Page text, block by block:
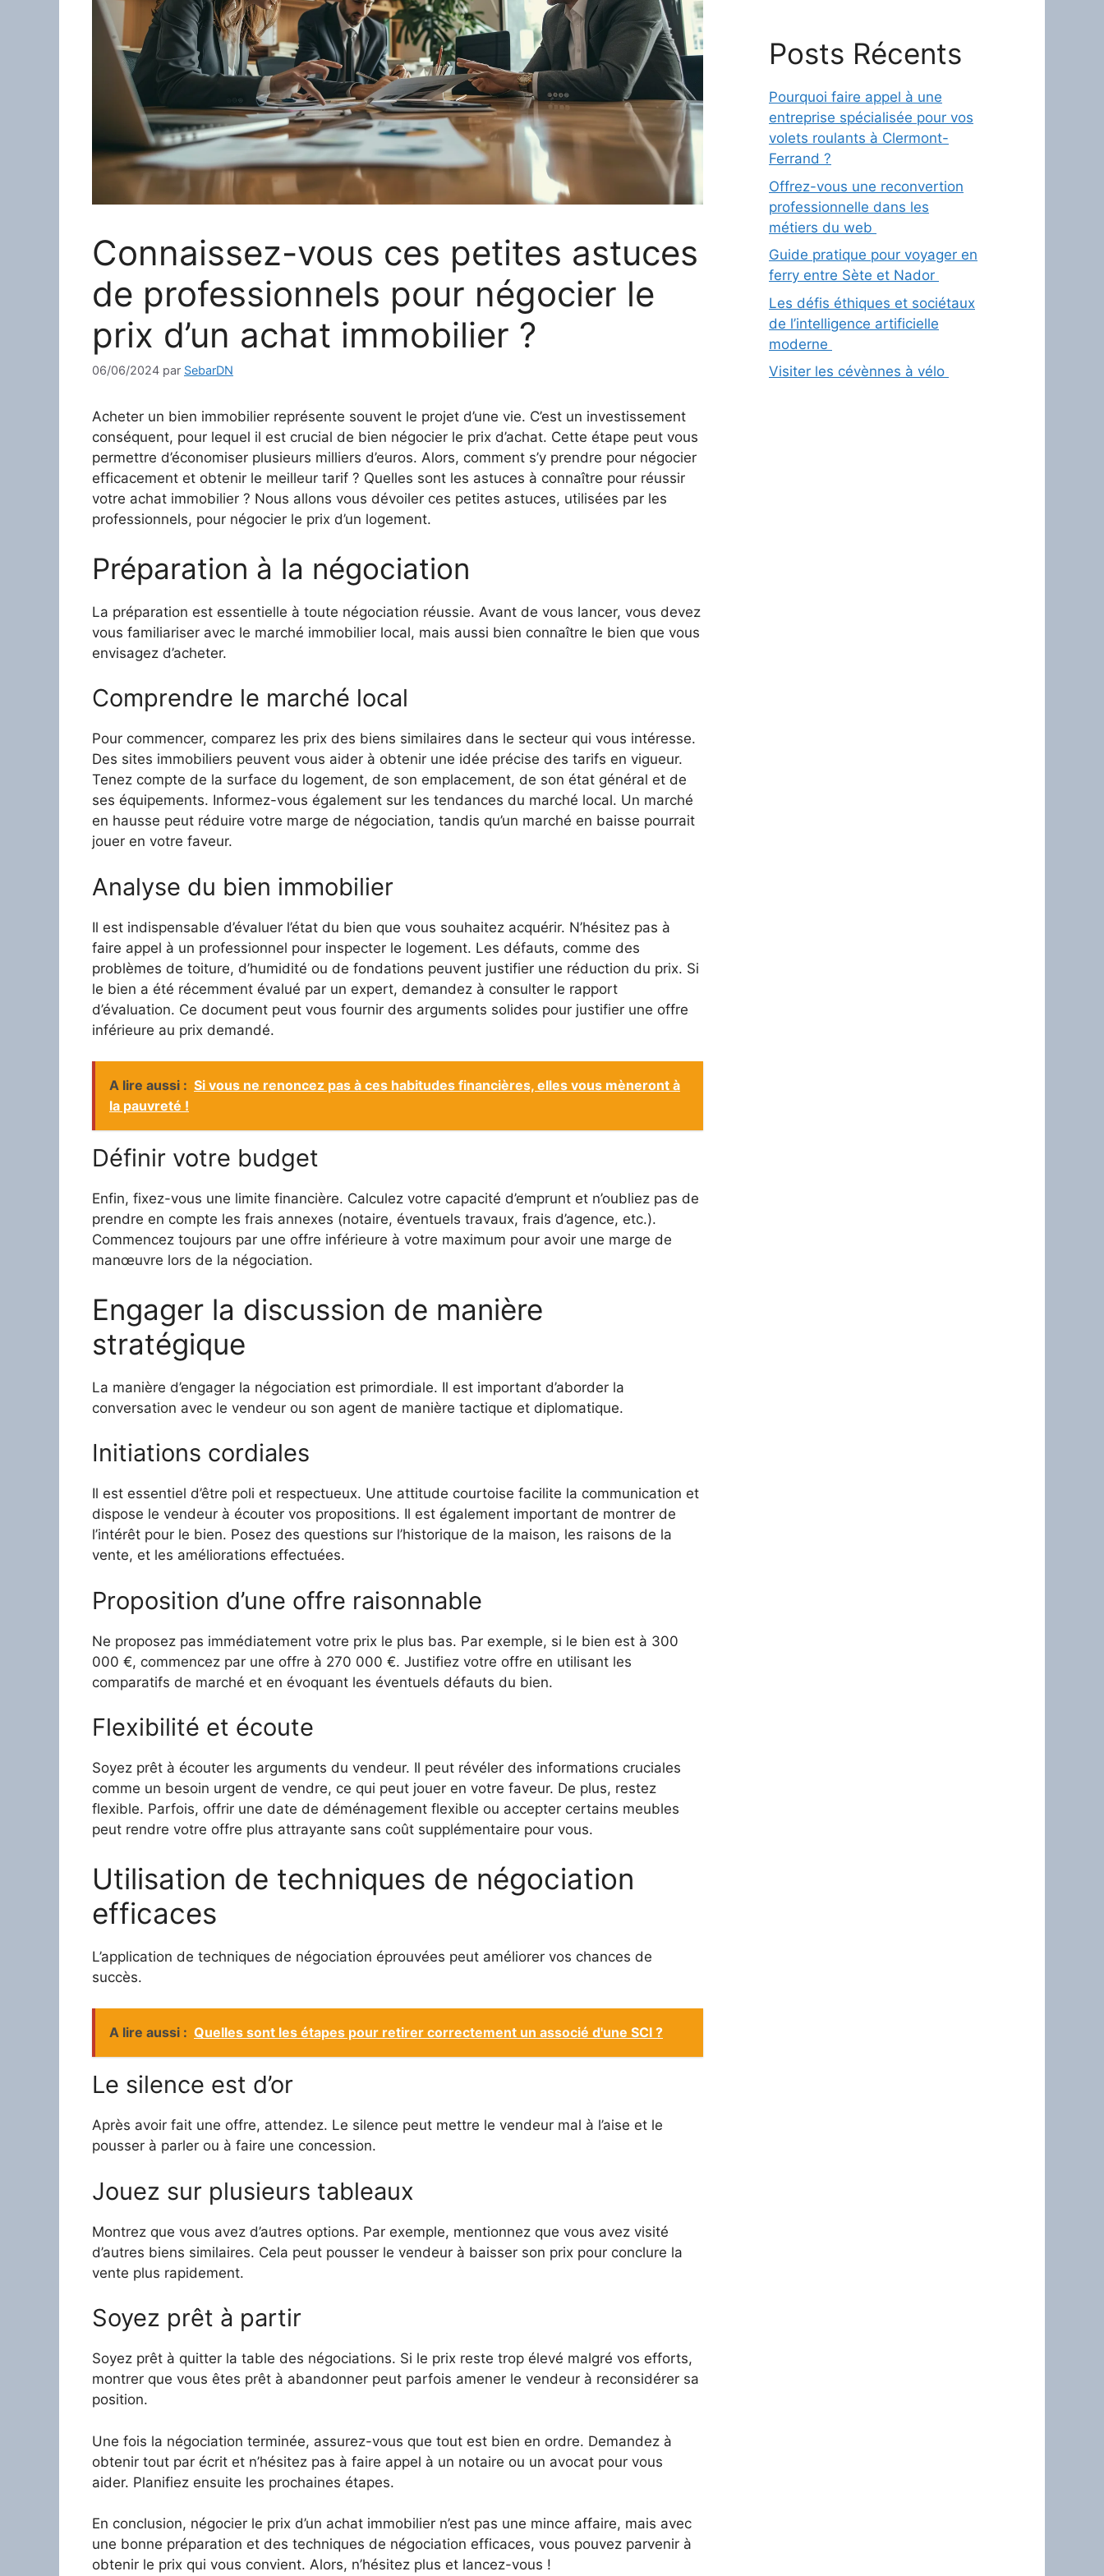
Connaissez-vous ces petites astuces
de professionnels pour négocier le
prix d’un achat immobilier ?
06/06/2024 par SebarDN
Acheter un bien immobilier représente souvent le projet d’une vie. C’est un investissement
conséquent, pour lequel il est crucial de bien négocier le prix d’achat. Cette étape peut vous
permettre d’économiser plusieurs milliers d’euros. Alors, comment s’y prendre pour négocier
efficacement et obtenir le meilleur tarif ? Quelles sont les astuces à connaître pour réussir
votre achat immobilier ? Nous allons vous dévoiler ces petites astuces, utilisées par les
professionnels, pour négocier le prix d’un logement.
Préparation à la négociation
La préparation est essentielle à toute négociation réussie. Avant de vous lancer, vous devez
vous familiariser avec le marché immobilier local, mais aussi bien connaître le bien que vous
envisagez d’acheter.
Comprendre le marché local
Pour commencer, comparez les prix des biens similaires dans le secteur qui vous intéresse.
Des sites immobiliers peuvent vous aider à obtenir une idée précise des tarifs en vigueur.
Tenez compte de la surface du logement, de son emplacement, de son état général et de
ses équipements. Informez-vous également sur les tendances du marché local. Un marché
en hausse peut réduire votre marge de négociation, tandis qu’un marché en baisse pourrait
jouer en votre faveur.
Analyse du bien immobilier
Il est indispensable d’évaluer l’état du bien que vous souhaitez acquérir. N’hésitez pas à
faire appel à un professionnel pour inspecter le logement. Les défauts, comme des
problèmes de toiture, d’humidité ou de fondations peuvent justifier une réduction du prix. Si
le bien a été récemment évalué par un expert, demandez à consulter le rapport
d’évaluation. Ce document peut vous fournir des arguments solides pour justifier une offre
inférieure au prix demandé.
A lire aussi : Si vous ne renoncez pas à ces habitudes financières, elles vous mèneront à
la pauvreté !
Définir votre budget
Enfin, fixez-vous une limite financière. Calculez votre capacité d’emprunt et n’oubliez pas de
prendre en compte les frais annexes (notaire, éventuels travaux, frais d’agence, etc.).
Commencez toujours par une offre inférieure à votre maximum pour avoir une marge de
manœuvre lors de la négociation.
Engager la discussion de manière
stratégique
La manière d’engager la négociation est primordiale. Il est important d’aborder la
conversation avec le vendeur ou son agent de manière tactique et diplomatique.
Initiations cordiales
Il est essentiel d’être poli et respectueux. Une attitude courtoise facilite la communication et
dispose le vendeur à écouter vos propositions. Il est également important de montrer de
l’intérêt pour le bien. Posez des questions sur l’historique de la maison, les raisons de la
vente, et les améliorations effectuées.
Proposition d’une offre raisonnable
Ne proposez pas immédiatement votre prix le plus bas. Par exemple, si le bien est à 300
000 €, commencez par une offre à 270 000 €. Justifiez votre offre en utilisant les
comparatifs de marché et en évoquant les éventuels défauts du bien.
Flexibilité et écoute
Soyez prêt à écouter les arguments du vendeur. Il peut révéler des informations cruciales
comme un besoin urgent de vendre, ce qui peut jouer en votre faveur. De plus, restez
flexible. Parfois, offrir une date de déménagement flexible ou accepter certains meubles
peut rendre votre offre plus attrayante sans coût supplémentaire pour vous.
Utilisation de techniques de négociation
efficaces
L’application de techniques de négociation éprouvées peut améliorer vos chances de
succès.
A lire aussi : Quelles sont les étapes pour retirer correctement un associé d'une SCI ?
Le silence est d’or
Après avoir fait une offre, attendez. Le silence peut mettre le vendeur mal à l’aise et le
pousser à parler ou à faire une concession.
Jouez sur plusieurs tableaux
Montrez que vous avez d’autres options. Par exemple, mentionnez que vous avez visité
d’autres biens similaires. Cela peut pousser le vendeur à baisser son prix pour conclure la
vente plus rapidement.
Soyez prêt à partir
Soyez prêt à quitter la table des négociations. Si le prix reste trop élevé malgré vos efforts,
montrer que vous êtes prêt à abandonner peut parfois amener le vendeur à reconsidérer sa
position.
Une fois la négociation terminée, assurez-vous que tout est bien en ordre. Demandez à
obtenir tout par écrit et n’hésitez pas à faire appel à un notaire ou un avocat pour vous
aider. Planifiez ensuite les prochaines étapes.
En conclusion, négocier le prix d’un achat immobilier n’est pas une mince affaire, mais avec
une bonne préparation et des techniques de négociation efficaces, vous pouvez parvenir à
obtenir le prix qui vous convient. Alors, n’hésitez plus et lancez-vous !
Posts Récents
Pourquoi faire appel à une
entreprise spécialisée pour vos
volets roulants à Clermont-
Ferrand ?
Offrez-vous une reconvertion
professionnelle dans les
métiers du web
Guide pratique pour voyager en
ferry entre Sète et Nador
Les défis éthiques et sociétaux
de l’intelligence artificielle
moderne
Visiter les cévènnes à vélo